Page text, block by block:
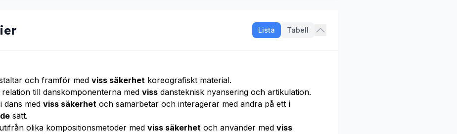
Lista Tabell
och framför med viss säkerhet koreografiskt material.
till danskomponenterna med viss dansteknisk nyansering och artikulation.
dans med viss säkerhet och samarbetar och interagerar med andra på ett i
sätt.
olika kompositionsmetoder med viss säkerhet och använder med viss